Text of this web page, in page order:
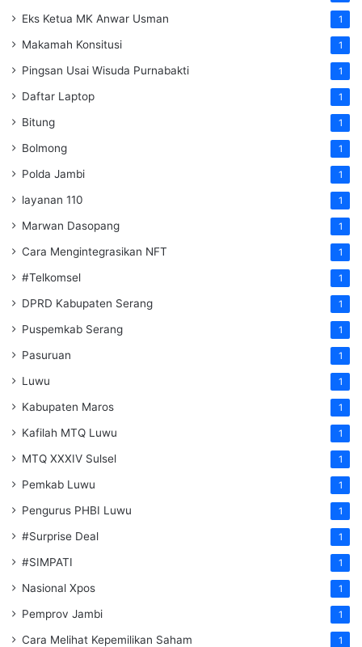
Eks Ketua MK Anwar Usman 1
Makamah Konsitusi 1
Pingsan Usai Wisuda Purnabakti 1
Daftar Laptop 1
Bitung 1
Bolmong 1
Polda Jambi 1
layanan 110 1
Marwan Dasopang 1
Cara Mengintegrasikan NFT 1
#Telkomsel 1
DPRD Kabupaten Serang 1
Puspemkab Serang 1
Pasuruan 1
Luwu 1
Kabupaten Maros 1
Kafilah MTQ Luwu 1
MTQ XXXIV Sulsel 1
Pemkab Luwu 1
Pengurus PHBI Luwu 1
#Surprise Deal 1
#SIMPATI 1
Nasional Xpos 1
Pemprov Jambi 1
Cara Melihat Kepemilikan Saham 1